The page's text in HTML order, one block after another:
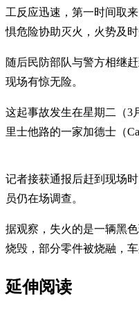
工反应迅速，第一时间取
惧危险协助灭火，火势及时
随后民防部队与警方相继
现场有惊无险。
这起事故发生在星期二（3
里士他路的一家加德士
记者接获通报后赶到现场
员仍在场调查。
据观察，失火的是一辆黑
烧毁，部分零件被烧融，
延伸阅读